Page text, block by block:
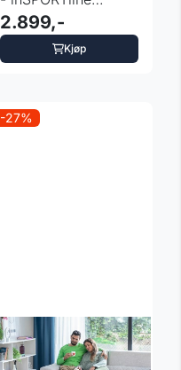
Sandrita
2.899,-
Kjøp
-27%